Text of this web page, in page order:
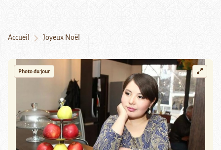
Accueil Joyeux Noël
Photo du jour